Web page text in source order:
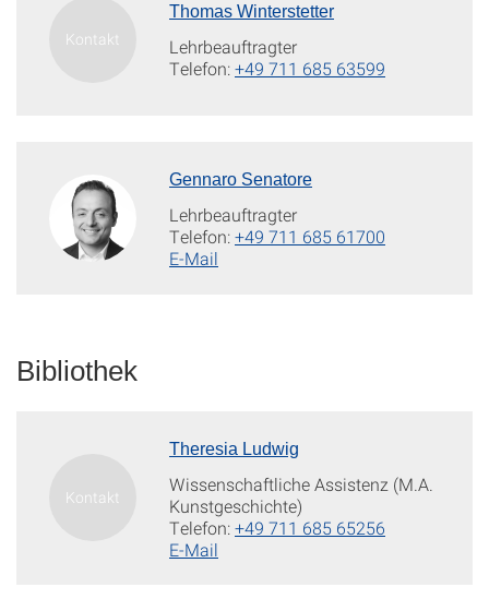
Thomas Winterstetter
Lehrbeauftragter
Telefon:+49 711 685 63599
Gennaro Senatore
Lehrbeauftragter
Telefon:+49 711 685 61700
E-Mail
Bibliothek
Theresia Ludwig
Wissenschaftliche Assistenz (M.A.
Kunstgeschichte)
Telefon:+49 711 685 65256
E-Mail